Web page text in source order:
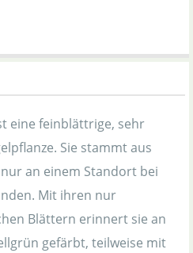
eine feinblättrige, sehr
Sie stammt aus
an einem Standort bei
Mit ihren nur
Blättern erinnert sie an
gefärbt, teilweise mit